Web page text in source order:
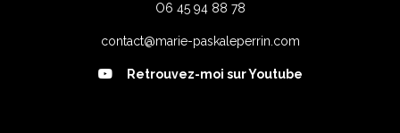
O6 45 94 88 78
contact@marie-paskaleperrin.com
Retrouvez-moi sur Youtube